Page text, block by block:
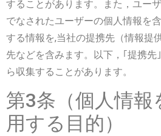
することがあります。また，ユー
でなされたユーザーの個人情報を
する情報を,当社の提携先（情報提
先などを含みます。以下，｢提携
ら収集することがあります。
第3条（個人情報
用する目的）